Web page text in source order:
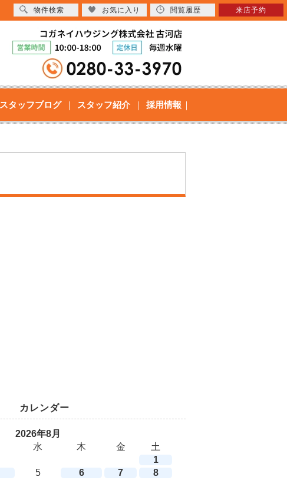
スタッフブログ スタッフ紹介 採用情報
カレンダー
2026年8月
水 木 金
土
1
5 6 7
8
物件検索 お気に入り 閲覧履歴 来店予約